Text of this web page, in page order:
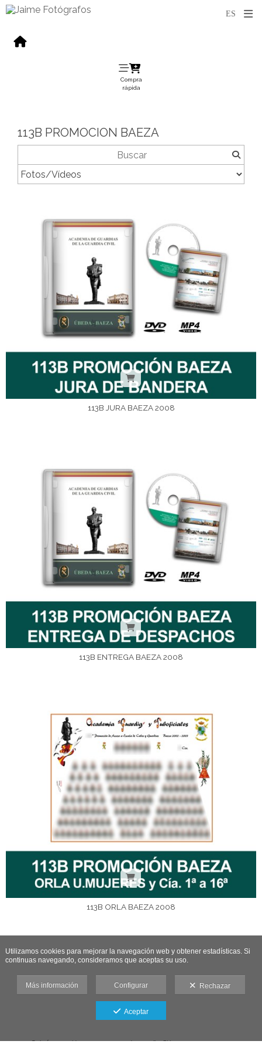
Compra
rápida
113B PROMOCION BAEZA
113B JURA BAEZA 2008
113B ENTREGA BAEZA 2008
113B ORLA BAEZA 2008
Utilizamos cookies para mejorar la navegación web y obtener estadísticas. Si
continuas navegando, consideramos que aceptas su uso.
Más información Configurar Rechazar
Aceptar
Galería protegida contra capturas de pantalla: Si haces una captura se